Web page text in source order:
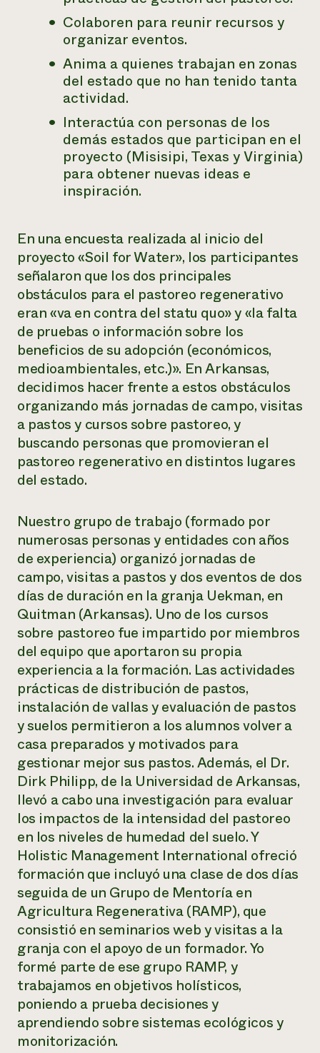
Colaboren para reunir recursos y
organizar eventos.
Anima a quienes trabajan en zonas
del estado que no han tenido tanta
actividad.
Interactúa con personas de los
demás estados que participan en el
proyecto (Misisipi, Texas y Virginia)
para obtener nuevas ideas e
inspiración.
En una encuesta realizada al inicio del
proyecto «Soil for Water», los participantes
señalaron que los dos principales
obstáculos para el pastoreo regenerativo
eran «va en contra del statu quo» y «la falta
de pruebas o información sobre los
beneficios de su adopción (económicos,
medioambientales, etc.)». En Arkansas,
decidimos hacer frente a estos obstáculos
organizando más jornadas de campo, visitas
a pastos y cursos sobre pastoreo, y
buscando personas que promovieran el
pastoreo regenerativo en distintos lugares
del estado.
Nuestro grupo de trabajo (formado por
numerosas personas y entidades con años
de experiencia) organizó jornadas de
campo, visitas a pastos y dos eventos de dos
días de duración en la granja Uekman, en
Quitman (Arkansas). Uno de los cursos
sobre pastoreo fue impartido por miembros
del equipo que aportaron su propia
experiencia a la formación. Las actividades
prácticas de distribución de pastos,
instalación de vallas y evaluación de pastos
y suelos permitieron a los alumnos volver a
casa preparados y motivados para
gestionar mejor sus pastos. Además, el Dr.
Dirk Philipp, de la Universidad de Arkansas,
llevó a cabo una investigación para evaluar
los impactos de la intensidad del pastoreo
en los niveles de humedad del suelo. Y
Holistic Management International ofreció
formación que incluyó una clase de dos días
seguida de un Grupo de Mentoría en
Agricultura Regenerativa (RAMP), que
consistió en seminarios web y visitas a la
granja con el apoyo de un formador. Yo
formé parte de ese grupo RAMP, y
trabajamos en objetivos holísticos,
poniendo a prueba decisiones y
aprendiendo sobre sistemas ecológicos y
monitorización.